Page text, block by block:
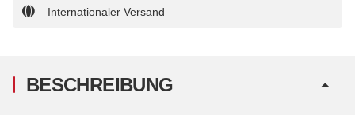
Internationaler Versand
BESCHREIBUNG